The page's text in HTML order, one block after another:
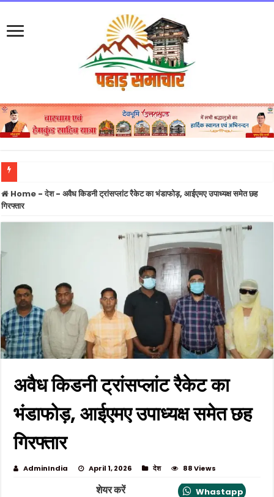
उत्तराखंड में बारिश का कहर जारी: 132 सड़कें बंद, नदियां चेतावनी रेखा के करीब, आज भी येलो
Home - देश- अवैध किडनी ट्रांसप्लांट रैकेट का भंडाफोड़, आईएमए उपाध्यक्ष समेत छह
गिरफ्तार
अवैध किडनी ट्रांसप्लांट रैकेट का
भंडाफोड़, आईएमए उपाध्यक्ष समेत छह
गिरफ्तार
AdminIndia April 1, 2026 देश 88 Views
शेयर करें
Whastapp